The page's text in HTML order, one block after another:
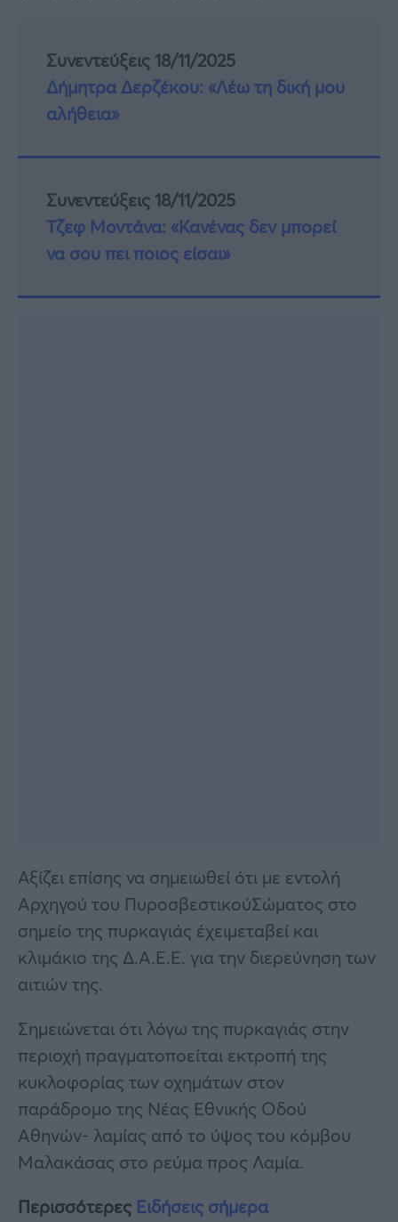
Συνεντεύξεις 18/11/2025
Δήμητρα Δερζέκου: «Λέω τη δική μου
αλήθεια»
Συνεντεύξεις 18/11/2025
Τζεφ Μοντάνα: «Κανένας δεν μπορεί
να σου πει ποιος είσαι»
Αξίζει επίσης να σημειωθεί ότι με εντολή
Αρχηγού του ΠυροσβεστικούΣώματος στο
σημείο της πυρκαγιάς έχειμεταβεί και
κλιμάκιο της Δ.Α.Ε.Ε. για την διερεύνηση των
αιτιών της.
Σημειώνεται ότι λόγω της πυρκαγιάς στην
περιοχή πραγματοποείται εκτροπή της
κυκλοφορίας των οχημάτων στον
παράδρομο της Νέας Εθνικής Οδού
Αθηνών- λαμίας από το ύψος του κόμβου
Μαλακάσας στο ρεύμα προς Λαμία.
Περισσότερες Ειδήσεις σήμερα